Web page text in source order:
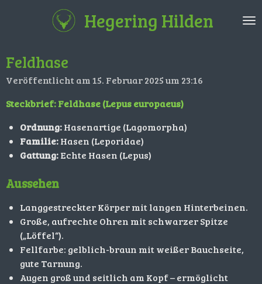
Hauptinhalt
Hegering Hilden
Feldhase
Veröffentlicht am 15. Februar 2025 um 23:16
Steckbrief: Feldhase (Lepus europaeus)
Ordnung:Hasenartige (Lagomorpha)
Familie:Hasen (Leporidae)
Gattung:Echte Hasen (Lepus)
Aussehen
Langgestreckter Körper mit langen Hinterbeinen.
Große, aufrechte Ohren mit schwarzer Spitze
(„Löffel“).
Fellfarbe: gelblich-braun mit weißer Bauchseite,
gute Tarnung.
Augen groß und seitlich am Kopf – ermöglicht